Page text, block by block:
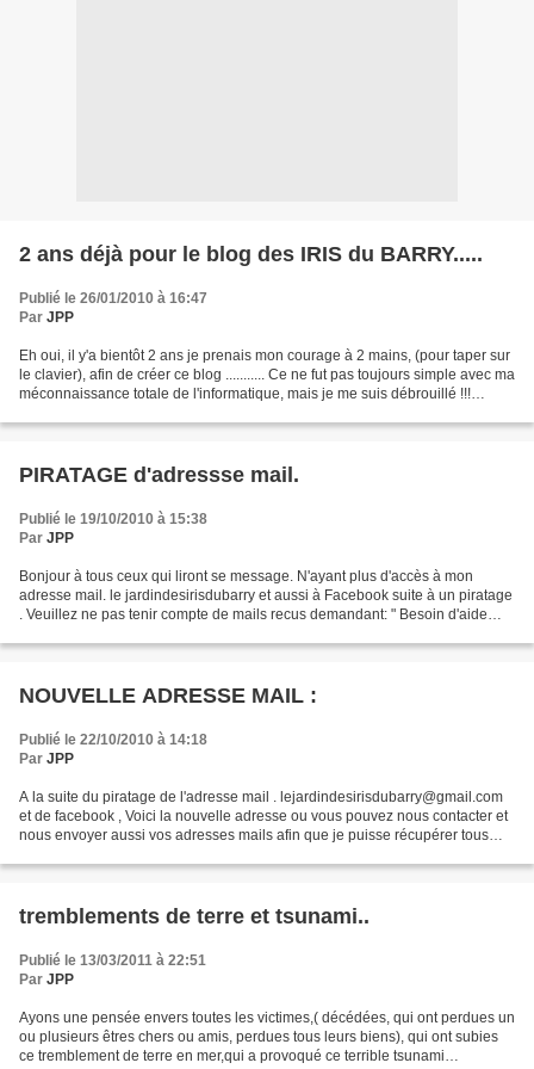
2 ans déjà pour le blog des IRIS du BARRY.....
Publié le 26/01/2010 à 16:47
Par JPP
Eh oui, il y'a bientôt 2 ans je prenais mon courage à 2 mains, (pour taper sur
le clavier), afin de créer ce blog ........... Ce ne fut pas toujours simple avec ma
méconnaissance totale de l'informatique, mais je me suis débrouillé !!!
PIRATAGE d'adressse mail.
Publié le 19/10/2010 à 15:38
Par JPP
Bonjour à tous ceux qui liront se message. N'ayant plus d'accès à mon
adresse mail. le jardindesirisdubarry et aussi à Facebook suite à un piratage
. Veuillez ne pas tenir compte de mails recus demandant: " Besoin d'aide
NOUVELLE ADRESSE MAIL :
Publié le 22/10/2010 à 14:18
Par JPP
A la suite du piratage de l'adresse mail . lejardindesirisdubarry@gmail.com
et de facebook , Voici la nouvelle adresse ou vous pouvez nous contacter et
nous envoyer aussi vos adresses mails afin que je puisse récupérer tous
tremblements de terre et tsunami..
Publié le 13/03/2011 à 22:51
Par JPP
Ayons une pensée envers toutes les victimes,( décédées, qui ont perdues un
ou plusieurs êtres chers ou amis, perdues tous leurs biens), qui ont subies
ce tremblement de terre en mer,qui a provoqué ce terrible tsunami